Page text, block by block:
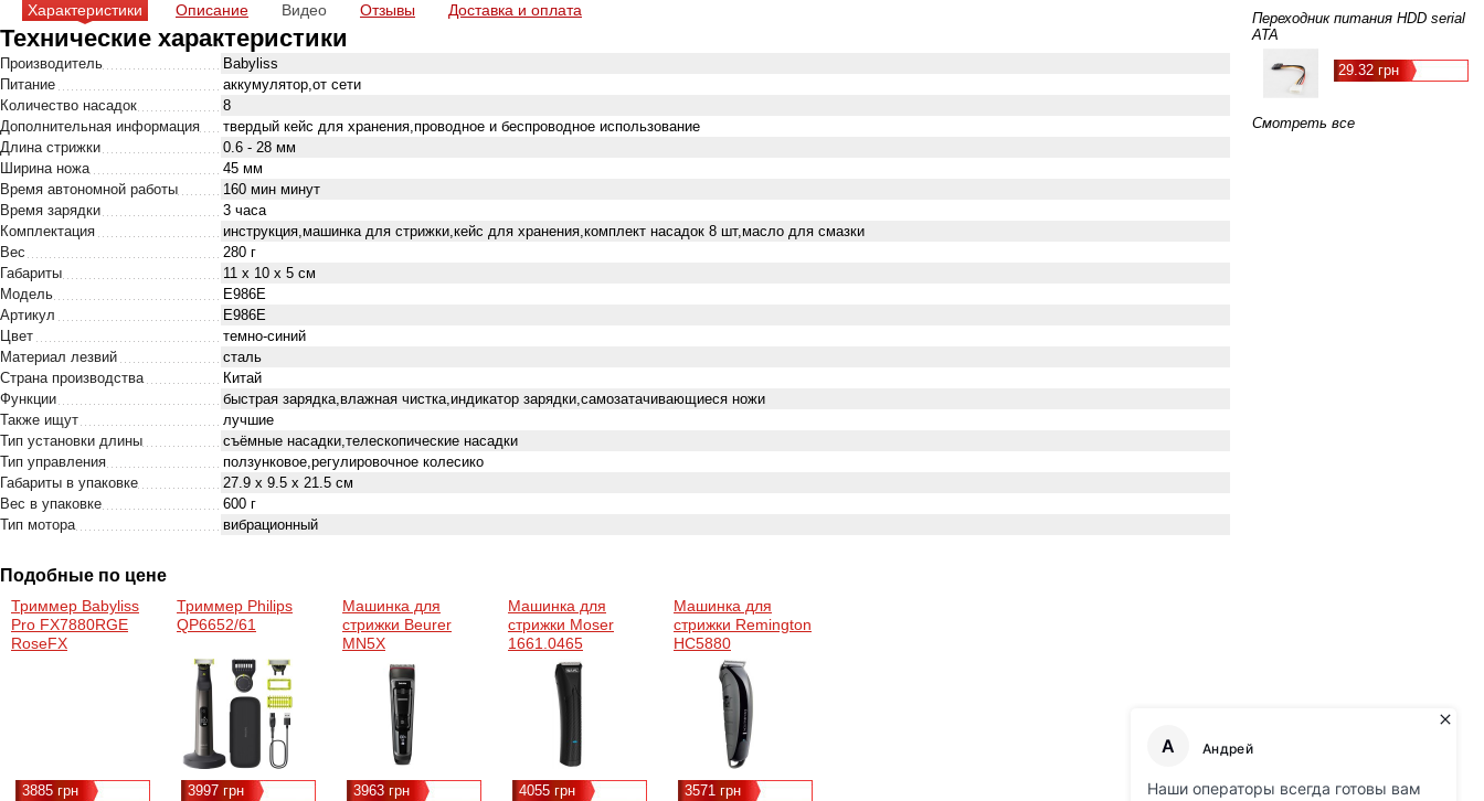
Характеристики Описание Видео Отзывы Доставка и оплата
Технические характеристики
Производитель
Babyliss
Питание
аккумулятор,от сети
Количество насадок
8
Дополнительная информация
твердый кейс для хранения,проводное и беспроводное использование
Длина стрижки
0.6 - 28 мм
Ширина ножа
45 мм
Время автономной работы
160 мин минут
Время зарядки
3 часа
Комплектация
инструкция,машинка для стрижки,кейс для хранения,комплект насадок 8 шт,масло для смазки
Вес
280 г
Габариты
11 x 10 x 5 см
Модель
E986E
Артикул
E986E
Цвет
темно-синий
Материал лезвий
сталь
Страна производства
Китай
Функции
быстрая зарядка,влажная чистка,индикатор зарядки,самозатачивающиеся ножи
Также ищут
лучшие
Тип установки длины
съёмные насадки,телескопические насадки
Тип управления
ползунковое,регулировочное колесико
Габариты в упаковке
27.9 x 9.5 x 21.5 см
Вес в упаковке
600 г
Тип мотора
вибрационный
Подобные по цене
Триммер Babyliss
Pro FX7880RGE
RoseFX
3885 грн
Триммер Philips
QP6652/61
3997 грн
Машинка для
стрижки Beurer
MN5X
3963 грн
Машинка для
стрижки Moser
1661.0465
4055 грн
Машинка для
стрижки Remington
HC5880
3571 грн
Переходник питания HDD serial
ATA
29.32 грн
Смотреть все